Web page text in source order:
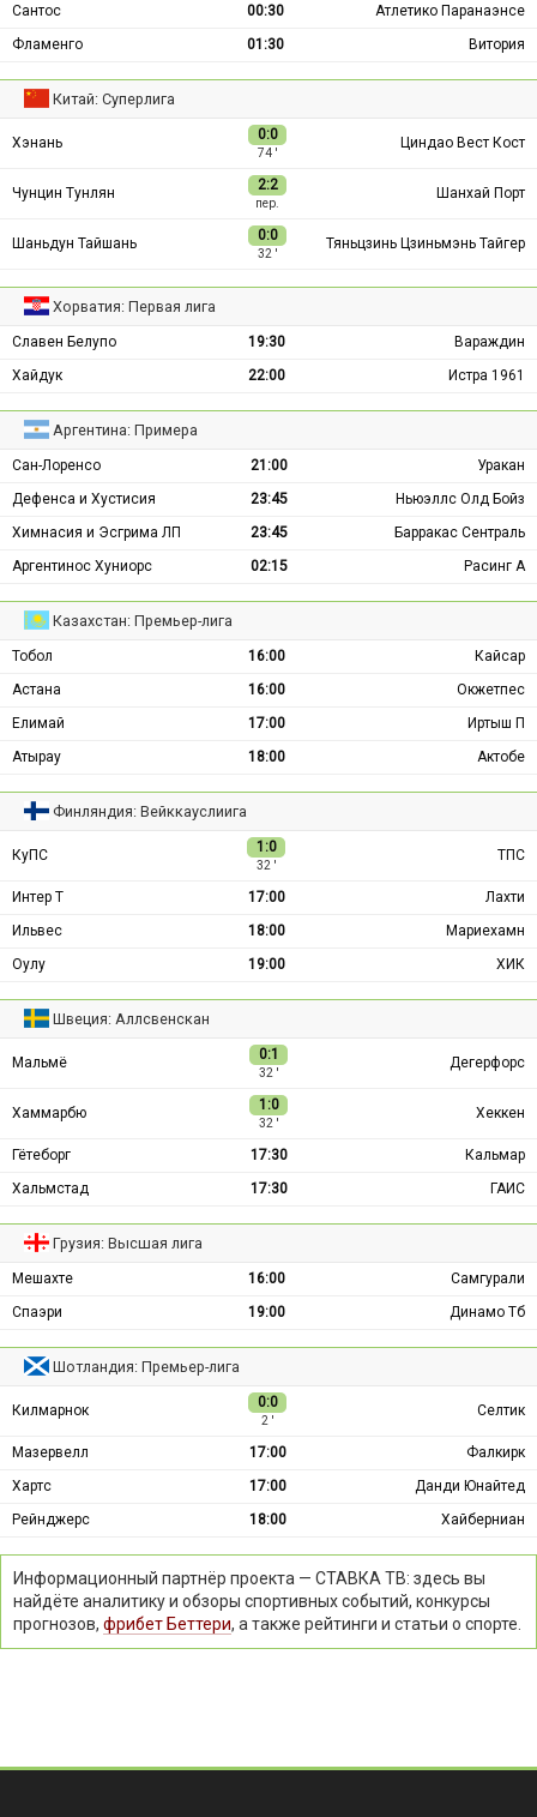
Сантос
00:30
Атлетико Паранаэнсе
Фламенго
01:30 Витория
Китай: Суперлига
Хэнань 0:0
74 ′
Циндао Вест Кост
Чунцин Тунлян 2:2
пер.
Шанхай Порт
Шаньдун Тайшань 0:0
32 ′
Тяньцзинь Цзиньмэнь Тайгер
Хорватия: Первая лига
Славен Белупо 19:30
Вараждин
Хайдук
22:00 Истра 1961
Аргентина: Примера
Сан-Лоренсо 21:00
Уракан
Дефенса и Хустисия
23:45
Ньюэллс Олд Бойз
Химнасия и Эсгрима ЛП
23:45
Барракас Сентраль
Аргентинос Хуниорс
02:15 Расинг А
Казахстан: Премьер-лига
Тобол 16:00
Кайсар
Астана
16:00
Окжетпес
Елимай
17:00
Иртыш П
Атырау
18:00 Актобе
Финляндия: Вейккауслиига
КуПС 1:0
32 ′
ТПС
Интер Т 17:00
Лахти
Ильвес
18:00
Мариехамн
Оулу
19:00 ХИК
Швеция: Аллсвенскан
Мальмё 0:1
32 ′
Дегерфорс
Хаммарбю 1:0
32 ′
Хеккен
Гётеборг 17:30
Кальмар
Хальмстад
17:30 ГАИС
Грузия: Высшая лига
Мешахте 16:00
Самгурали
Спаэри
19:00 Динамо Тб
Шотландия: Премьер-лига
Килмарнок 0:0
2 ′
Селтик
Мазервелл 17:00
Фалкирк
Хартс
17:00
Данди Юнайтед
Рейнджерс
18:00 Хайберниан
Информационный партнёр проекта — СТАВКА ТВ: здесь вы
найдёте аналитику и обзоры спортивных событий, конкурсы
прогнозов, фрибет Беттери, а также рейтинги и статьи о спорте.